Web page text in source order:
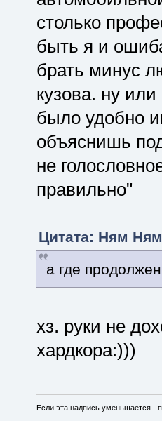
столько
быть я и
брать минус
кузова. ну
было удобно
объяснишь
не
правильно"
Цитата: Ням
а где
хз. руки не
хардкора:)))
Если эта надпись уменьшается -